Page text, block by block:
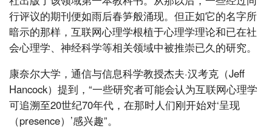
行评议的期刊便如雨后春笋般涌现。但正如它的名字所
暗示的那样，互联网心理学根植于心理学理论和已在社
会心理学、神经科学等相关领域中被推崇已久的研究。
康奈尔大学，通信与信息科学教授杰夫·汉考克（Jeff
Hancock）提到，“一些研究者可能会认为互联网心理学
可追溯至20世纪70年代，在那时人们刚开始对‘呈现
（presence）’感兴趣”。